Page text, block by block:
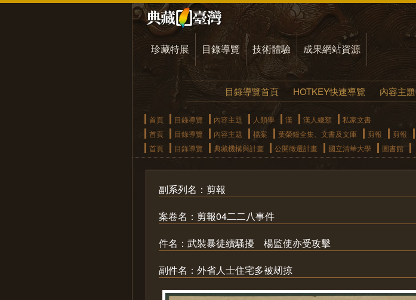
珍藏特展 目錄導覽 技術體驗 成果網站資源
目錄導覽首頁 HOTKEY快速導覽 內容主題
首頁 目錄導覽 內容主題 人類學 漢 漢人總類
私家文書
首頁
目錄導覽 內容主題 檔案 葉榮鐘全集、文書及文庫 剪報 剪報
首頁
目錄導覽 典藏機構與計畫 公開徵選計畫 國立清華大學 圖書館
副系列名：剪報
案卷名：剪報04二二八事件
件名：武裝暴徒續騷擾 楊監使亦受攻擊
副件名：外省人士住宅多被刼掠